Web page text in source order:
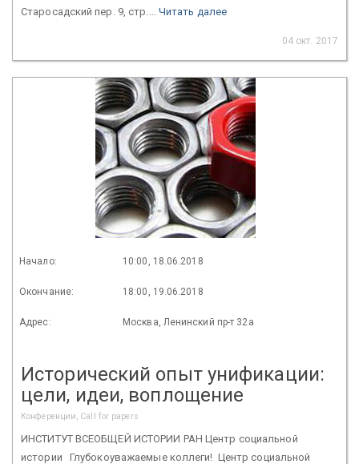
Старосадский пер. 9, стр.... Читать далее
04 окт. 2017
Начало: 10:00, 18.06.2018
Окончание: 18:00, 19.06.2018
Адрес: Москва, Ленинский пр-т 32а
Исторический опыт унификации:
цели, идеи, воплощение
Конференции, Call for papers
ИНСТИТУТ ВСЕОБЩЕЙ ИСТОРИИ РАН Центр социальной
истории Глубокоуважаемые коллеги! Центр социальной